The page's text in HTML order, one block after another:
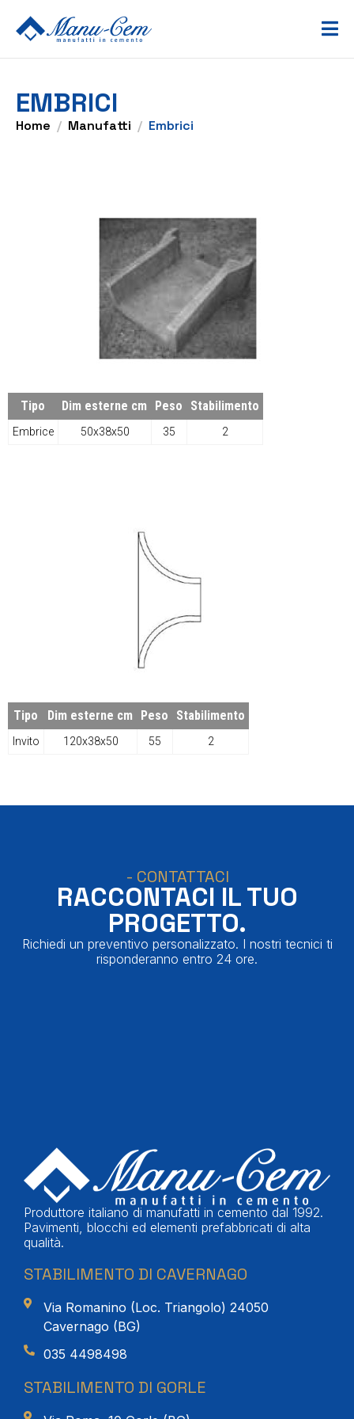
EMBRICI
Home Manufatti Embrici
Tipo Dim esterne cm Peso Stabilimento
Embrice 50x38x50 35 2
Tipo Dim esterne cm Peso Stabilimento
Invito 120x38x50 55 2
- CONTATTACI
RACCONTACI IL TUO
PROGETTO.
Richiedi un preventivo personalizzato. I nostri tecnici ti
risponderanno entro 24 ore.
Produttore italiano di manufatti in cemento dal 1992.
Pavimenti, blocchi ed elementi prefabbricati di alta
qualità.
STABILIMENTO DI CAVERNAGO
Via Romanino (Loc. Triangolo) 24050
Cavernago (BG)
035 4498498
STABILIMENTO DI GORLE